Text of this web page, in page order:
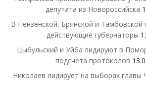
депутата из Новороссийска
В Пензенской, Брянской и Тамбовской
действующие губернаторы
Цыбульский и Уйба лидируют в
подсчета протоколов
Николаев лидирует на выборах главы